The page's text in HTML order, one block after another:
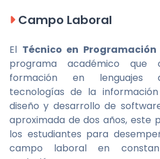
Campo Laboral
El Técnico en Programación
programa académico que
formación en lenguajes
tecnologías de la
diseño y desarrollo de
aproximada de dos años, este
los estudiantes para
campo laboral en